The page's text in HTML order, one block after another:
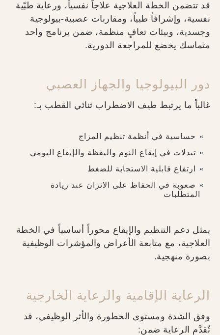
قد تتضمن الخطة العلاجية علاجاً نفسياً، ورعاية طبّية
نفسية، وإشرافاً طبياً، ومقاربات عصبية-بيولوجية
وجسدية، وبيئات تعافٍ منظمة، ضمن برنامج واحد
متماسك يخضع للمراجعة الدورية.
دور البيولوجيا والجهاز العصبي
غالباً ما يرتبط طيف الاضطراب ثنائي القطب بـ:
حساسية في أنظمة تنظيم المزاج
تبدلات في إيقاع النوم واليقظة والإيقاع اليومي
ارتفاع قابلية الاستجابة للضغط
صعوبة في الحفاظ على الاتزان عند زيادة
المتطلبات
يمثل دعم التنظيم والإيقاع محوراً أساسياً في الخطة
العلاجية، مع متابعة الأعراض والمؤشرات الوظيفية
بصورة منهجية.
الرعاية الإقامية والرعاية الخارجية
وفق الشدة ومستوى الخطورة والأثر الوظيفي، قد
تُقدَّم الرعاية ضمن: